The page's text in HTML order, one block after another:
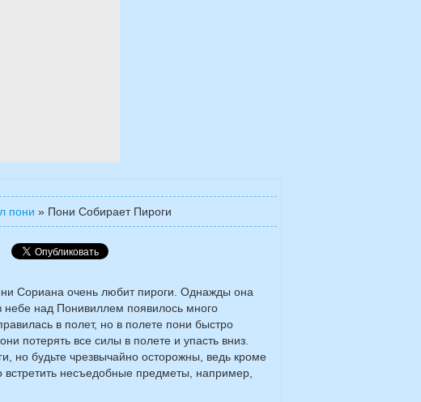
пони » Пони Собирает Пироги
Сориана очень любит пироги. Однажды она
небе над Понивиллем появилось много
в полет, но в полете пони быстро
потерять все силы в полете и упасть вниз.
но будьте чрезвычайно осторожны, ведь кроме
несъедобные предметы, например,